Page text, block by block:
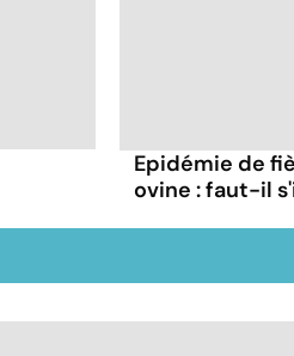
Epidémie de
ovine : faut-il